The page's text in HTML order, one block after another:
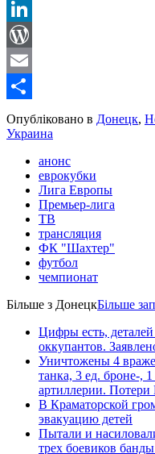
Reddit
LinkedIn
WordPress
Email
Share
Опубліковано в Донецк,
Украина
анонс
еврокубки
Лига Европы
Премьер-лига
ТВ
трансляция
ФК "Шахтер"
футбол
чемпионат
Більше з ДонецкБільше
Цифры есть,
оккупантов.
Уничтожены 4
танка, 3 ед. броне-,
артиллерии.
В Краматорской
эвакуацию детей
Пытали и
трех боевиков банды